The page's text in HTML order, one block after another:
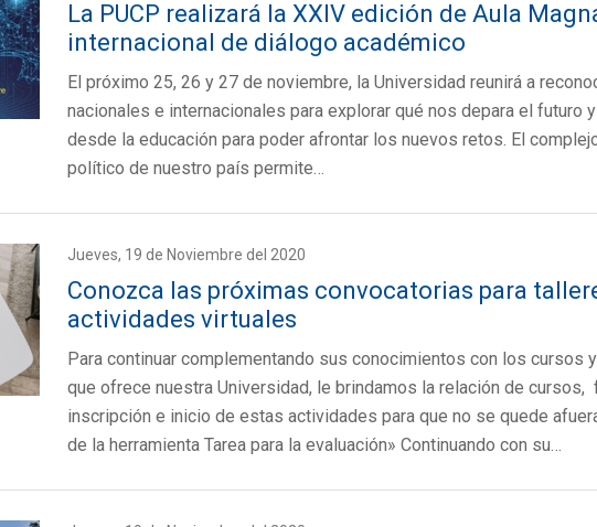
La PUCP realizará la XXIV edición de Aula
internacional de diálogo académico
El próximo 25, 26 y 27 de noviembre, la Universidad reunirá a
nacionales e internacionales para explorar qué nos depara el futuro
desde la educación para poder afrontar los nuevos retos. El
político de nuestro país permite…
Jueves, 19 de Noviembre del 2020
Conozca las próximas convocatorias para
actividades virtuales
Para continuar complementando sus conocimientos con los cursos
que ofrece nuestra Universidad, le brindamos la relación de cursos,
inscripción e inicio de estas actividades para que no se quede
de la herramienta Tarea para la evaluación» Continuando con su…